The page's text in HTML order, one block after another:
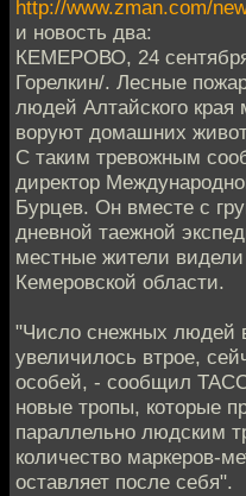
http://www.zman.com/
и новость два:
КЕМЕРОВО, 24
Горелкин/. Лесные
людей Алтайского края
воруют домашних
С таким тревожным
директор
Бурцев. Он вместе с
дневной таежной
местные жители
Кемеровской области.
"Число снежных людей
увеличилось втрое,
особей, - сообщил
новые тропы, которые
параллельно людским
количество маркеров-
оставляет после себя".